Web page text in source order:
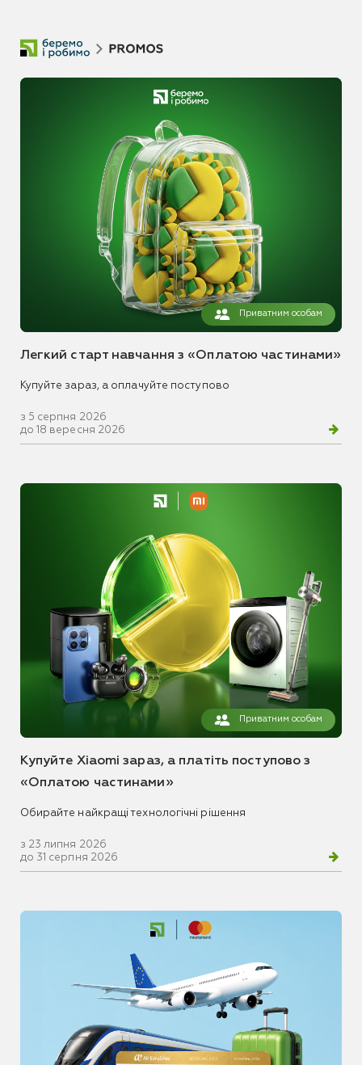
Приватним особам
Легкий старт навчання з «Оплатою частинами»
Купуйте зараз, а оплачуйте поступово
з 5 серпня 2026
до 18 вересня 2026
Приватним особам
Купуйте Xiaomi зараз, а платіть поступово з
«Оплатою частинами»
Обирайте найкращі технологічні рішення
з 23 липня 2026
до 31 серпня 2026